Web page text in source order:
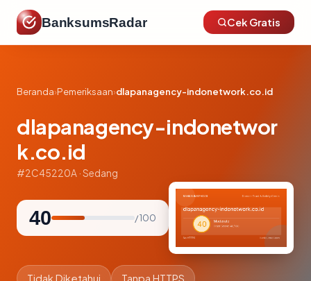
BanksumsRadar Cek Gratis
Beranda›Pemeriksaan›dlapanagency-indonetwork.co.id
dlapanagency-indonetwor
k.co.id
#2C45220A · Sedang
40 / 100
Tidak Diketahui Tanpa HTTPS